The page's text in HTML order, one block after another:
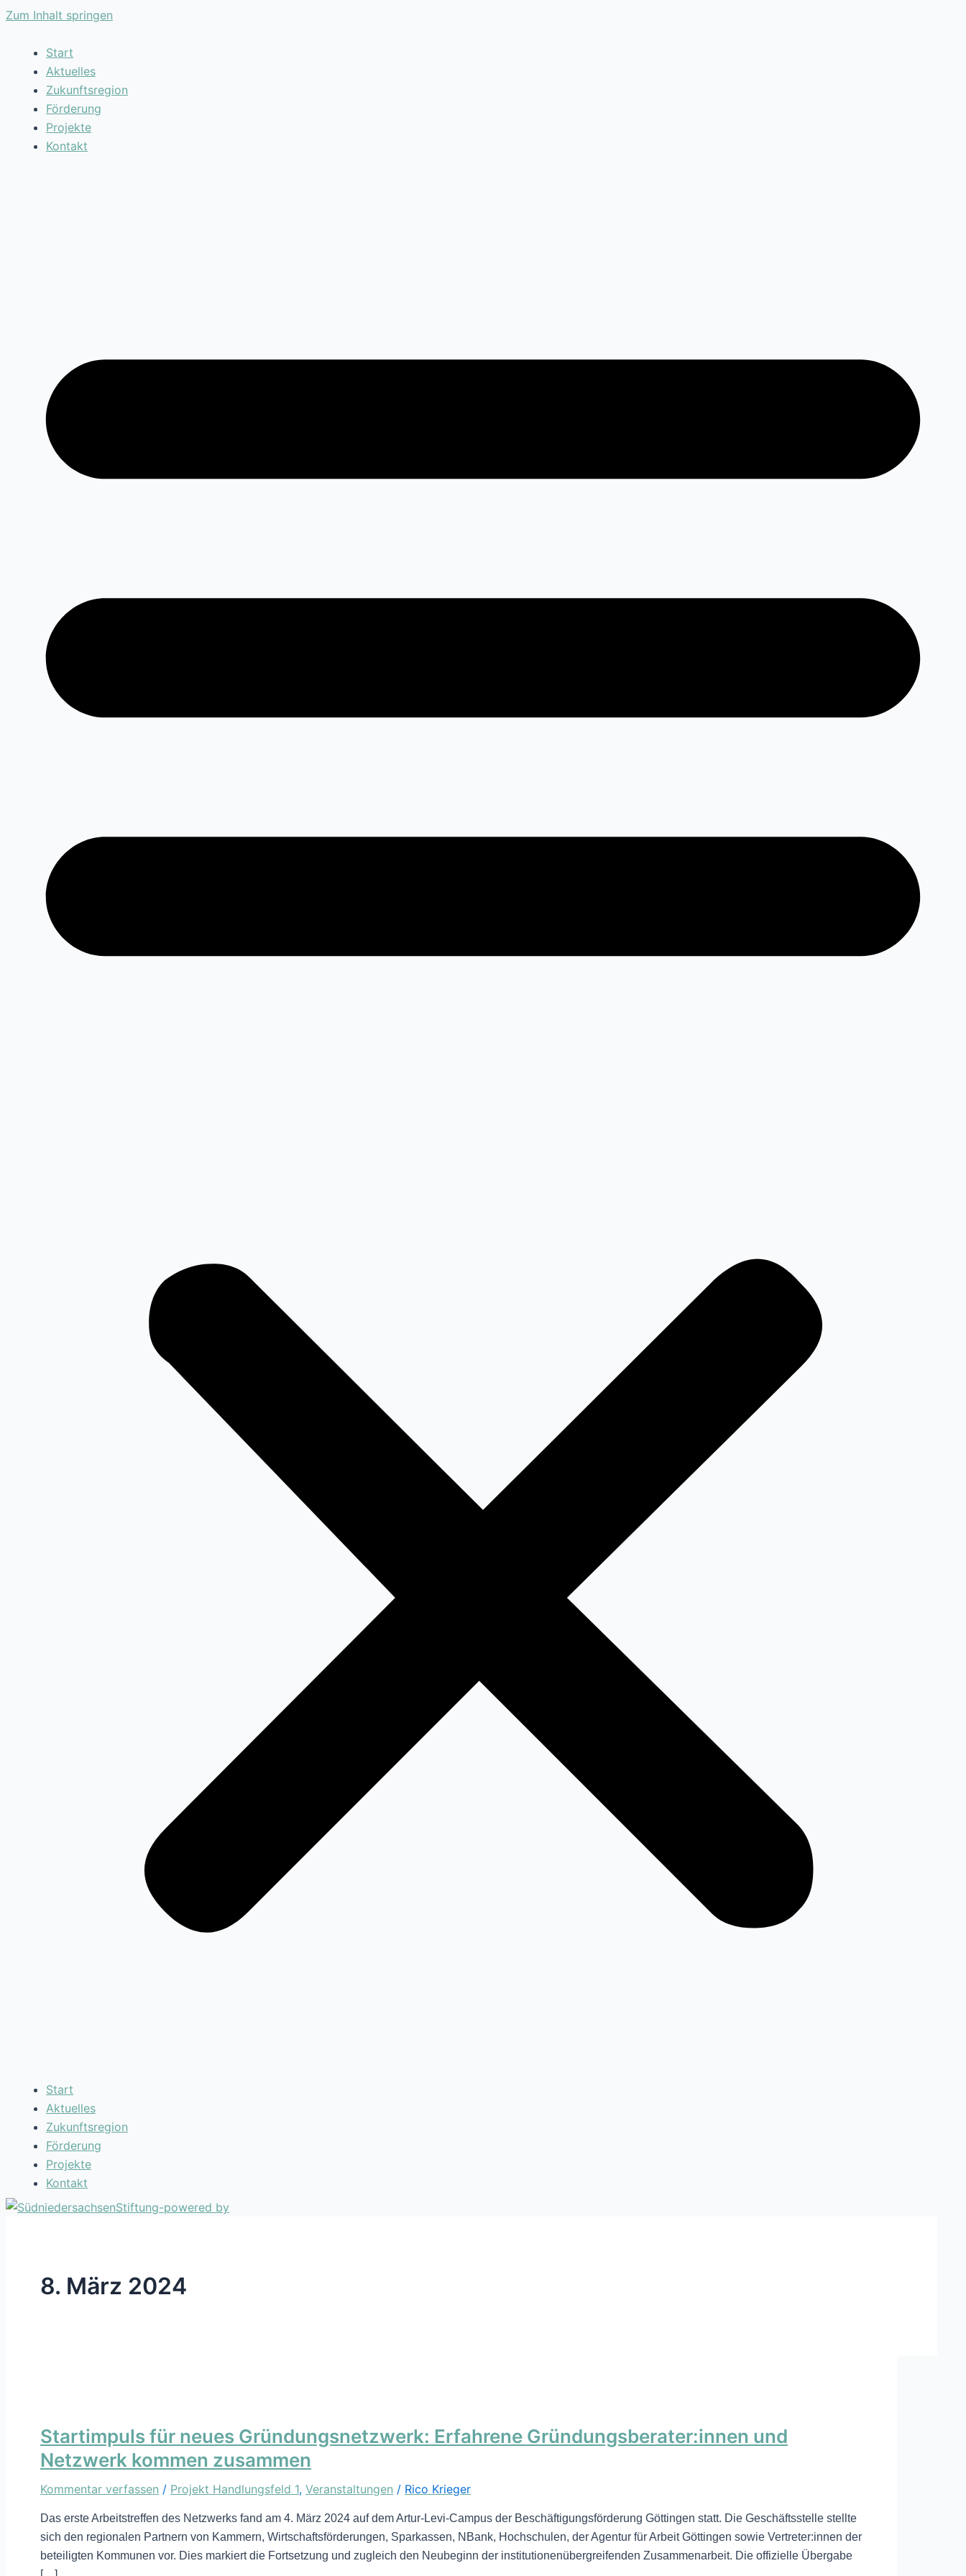
Zum Inhalt springen
Start
Aktuelles
Zukunftsregion
Förderung
Projekte
Kontakt
Start
Aktuelles
Zukunftsregion
Förderung
Projekte
Kontakt
8. März 2024
Startimpuls für neues Gründungsnetzwerk: Erfahrene Gründungsberater:innen und
Netzwerk kommen zusammen
Kommentar verfassen / Projekt Handlungsfeld 1, Veranstaltungen / Rico Krieger
Das erste Arbeitstreffen des Netzwerks fand am 4. März 2024 auf dem Artur-Levi-Campus der Beschäftigungsförderung Göttingen statt. Die Geschäftsstelle stellte
sich den regionalen Partnern von Kammern, Wirtschaftsförderungen, Sparkassen, NBank, Hochschulen, der Agentur für Arbeit Göttingen sowie Vertreter:innen der
beteiligten Kommunen vor. Dies markiert die Fortsetzung und zugleich den Neubeginn der institutionenübergreifenden Zusammenarbeit. Die offizielle Übergabe